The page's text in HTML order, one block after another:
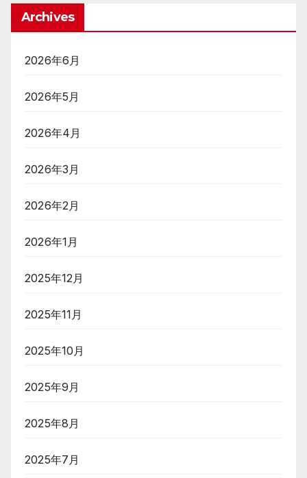
Archives
2026年6月
2026年5月
2026年4月
2026年3月
2026年2月
2026年1月
2025年12月
2025年11月
2025年10月
2025年9月
2025年8月
2025年7月